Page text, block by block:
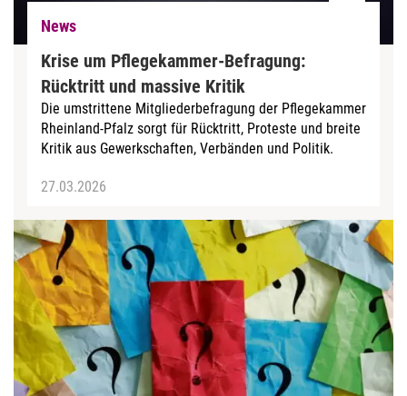
News
Krise um Pflegekammer-Befragung:
Rücktritt und massive Kritik
Die umstrittene Mitgliederbefragung der Pflegekammer
Rheinland-Pfalz sorgt für Rücktritt, Proteste und breite
Kritik aus Gewerkschaften, Verbänden und Politik.
27.03.2026